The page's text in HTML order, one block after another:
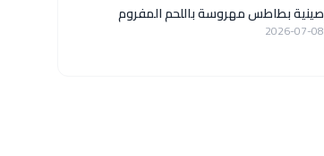
صينية بطاطس مهروسة باللحم المفروم
2026-07-08